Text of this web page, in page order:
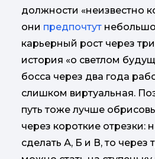
должности «неизвестно
они предпочтут
карьерный рост через
история «о светлом
босса через два года
слишком виртуальная.
путь тоже лучше
через короткие отрезки:
сделать А, Б и В, то через